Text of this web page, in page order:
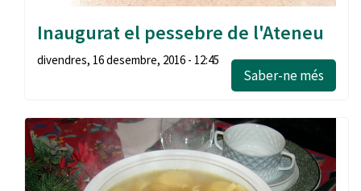
Inaugurat el pessebre de l'Ateneu
divendres, 16 desembre, 2016 - 12:45
Saber-ne més